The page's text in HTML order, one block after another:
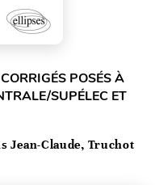
POSÉS À
SUPÉLEC ET
Jean-Claude, Truchot